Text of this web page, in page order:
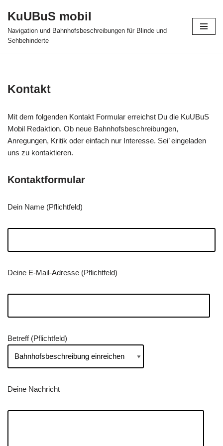
Zum
Inhalt
KuUBuS mobil
Navigation und Bahnhofsbeschreibungen für Blinde und
Sehbehinderte
Kontakt
Mit dem folgenden Kontakt Formular erreichst Du die KuUBuS
Mobil Redaktion. Ob neue Bahnhofsbeschreibungen,
Anregungen, Kritik oder einfach nur Interesse. Sei’ eingeladen
uns zu kontaktieren.
Kontaktformular
Dein Name (Pflichtfeld)
Deine E-Mail-Adresse (Pflichtfeld)
Betreff (Pflichtfeld)
Deine Nachricht